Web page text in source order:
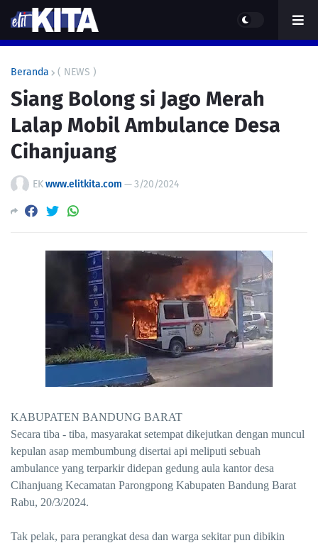
Beranda ( NEWS )
Siang Bolong si Jago Merah
Lalap Mobil Ambulance Desa
Cihanjuang
EKwww.elitkita.com —3/20/2024
KABUPATEN BANDUNG BARAT
Secara tiba - tiba, masyarakat setempat dikejutkan dengan muncul
kepulan asap membumbung disertai api meliputi sebuah
ambulance yang terparkir didepan gedung aula kantor desa
Cihanjuang Kecamatan Parongpong Kabupaten Bandung Barat
Rabu, 20/3/2024.
Tak pelak, para perangkat desa dan warga sekitar pun dibikin